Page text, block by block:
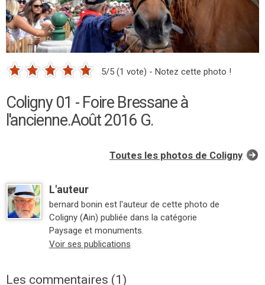
5/5 (1 vote) - Notez cette photo !
Coligny 01 - Foire Bressane à
l'ancienne.Août 2016 G.
Toutes les photos de Coligny
L'auteur
bernard bonin est l'auteur de cette photo de
Coligny (Ain) publiée dans la catégorie
Paysage et monuments.
Voir ses publications
Les commentaires (1)